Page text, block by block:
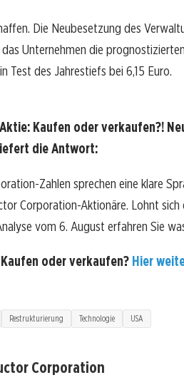
Die Neubesetzung des
Unternehmen die
Test des Jahrestiefs bei 6,15 Euro.
Kaufen oder verkaufen?!
die Antwort:
Zahlen sprechen eine klare
Corporation-Aktionäre. Lohnt sich
vom 6. August erfahren Sie
oder verkaufen? Hier
Restrukturierung Technologie USA
Corporation